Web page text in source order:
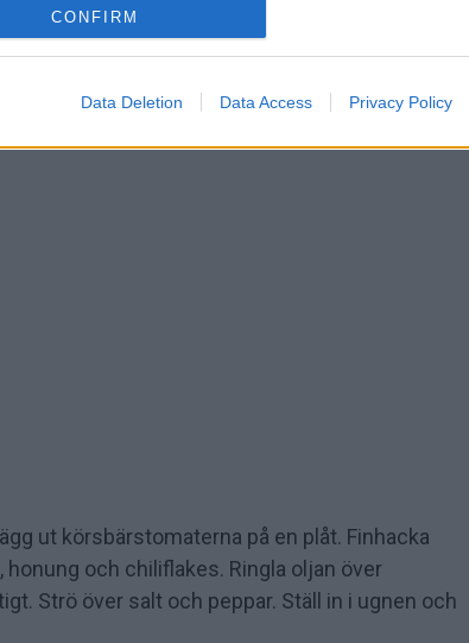
CONFIRM
Data Deletion Data Access Privacy Policy
ut körsbärstomaterna på en plåt. Finhacka
och chiliflakes. Ringla oljan över
Strö över salt och peppar. Ställ in i ugnen och